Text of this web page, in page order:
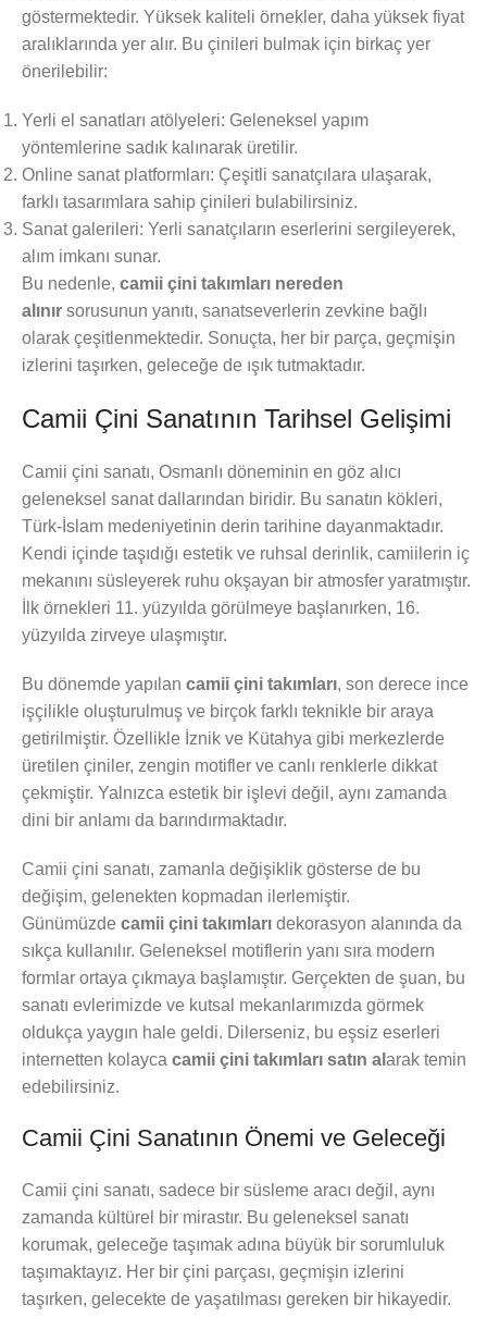
göstermektedir. Yüksek kaliteli örnekler, daha yüksek fiyat
aralıklarında yer alır. Bu çinileri bulmak için birkaç yer
önerilebilir:
Yerli el sanatları atölyeleri: Geleneksel yapım
yöntemlerine sadık kalınarak üretilir.
Online sanat platformları: Çeşitli sanatçılara ulaşarak,
farklı tasarımlara sahip çinileri bulabilirsiniz.
Sanat galerileri: Yerli sanatçıların eserlerini sergileyerek,
alım imkanı sunar.
Bu nedenle, camii çini takımları nereden
alınır sorusunun yanıtı, sanatseverlerin zevkine bağlı
olarak çeşitlenmektedir. Sonuçta, her bir parça, geçmişin
izlerini taşırken, geleceğe de ışık tutmaktadır.
Camii Çini Sanatının Tarihsel Gelişimi
Camii çini sanatı, Osmanlı döneminin en göz alıcı
geleneksel sanat dallarından biridir. Bu sanatın kökleri,
Türk-İslam medeniyetinin derin tarihine dayanmaktadır.
Kendi içinde taşıdığı estetik ve ruhsal derinlik, camiilerin iç
mekanını süsleyerek ruhu okşayan bir atmosfer yaratmıştır.
İlk örnekleri 11. yüzyılda görülmeye başlanırken, 16.
yüzyılda zirveye ulaşmıştır.
Bu dönemde yapılan camii çini takımları, son derece ince
işçilikle oluşturulmuş ve birçok farklı teknikle bir araya
getirilmiştir. Özellikle İznik ve Kütahya gibi merkezlerde
üretilen çiniler, zengin motifler ve canlı renklerle dikkat
çekmiştir. Yalnızca estetik bir işlevi değil, aynı zamanda
dini bir anlamı da barındırmaktadır.
Camii çini sanatı, zamanla değişiklik gösterse de bu
değişim, gelenekten kopmadan ilerlemiştir.
Günümüzde camii çini takımları dekorasyon alanında da
sıkça kullanılır. Geleneksel motiflerin yanı sıra modern
formlar ortaya çıkmaya başlamıştır. Gerçekten de şuan, bu
sanatı evlerimizde ve kutsal mekanlarımızda görmek
oldukça yaygın hale geldi. Dilerseniz, bu eşsiz eserleri
internetten kolayca camii çini takımları satın al arak temin
edebilirsiniz.
Camii Çini Sanatının Önemi ve Geleceği
Camii çini sanatı, sadece bir süsleme aracı değil, aynı
zamanda kültürel bir mirastır. Bu geleneksel sanatı
korumak, geleceğe taşımak adına büyük bir sorumluluk
taşımaktayız. Her bir çini parçası, geçmişin izlerini
taşırken, gelecekte de yaşatılması gereken bir hikayedir.